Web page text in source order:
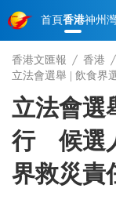
首頁香港神州
香港文匯報
香港
立法會選舉 | 飲食界
立法會選
行 候選
界救災責